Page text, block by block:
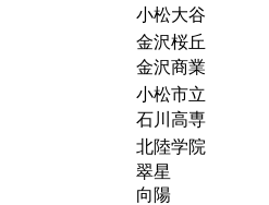
小松大谷
金沢桜丘
金沢商業
小松市立
石川高専
北陸学院
翠星
向陽